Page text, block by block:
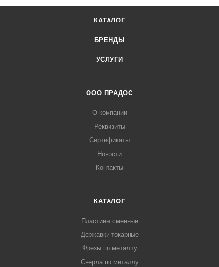
КАТАЛОГ
БРЕНДЫ
УСЛУГИ
ООО ПРАДОС
О компании
Реквизиты
Сертификаты
Новости
Контакты
КАТАЛОГ
Пластины сменные
Державки токарные
Фрезы по металлу
Сверла по металлу